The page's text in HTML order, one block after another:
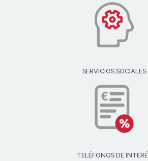
SERVICIOS SOCIALES
TELÉFONOS DE